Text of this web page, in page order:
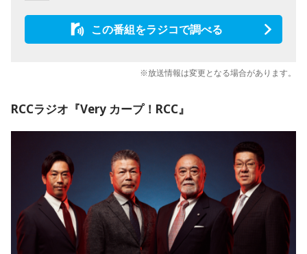
この番組をラジコで調べる
※放送情報は変更となる場合があります。
RCCラジオ『Very カープ！RCC』